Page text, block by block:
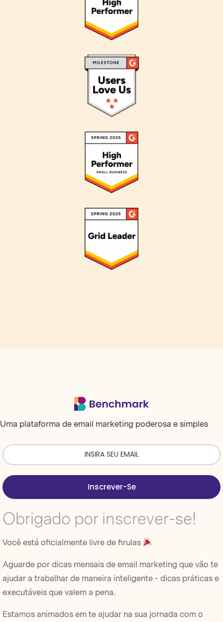
Uma plataforma de email marketing poderosa e simples
Inscrever-Se
Obrigado por inscrever-se!
Você está oficialmente livre de firulas
Aguarde por dicas mensais de email marketing que vão te
ajudar a trabalhar de maneira inteligente - dicas práticas e
executáveis que valem a pena.
Estamos animados em te ajudar na sua jornada com o